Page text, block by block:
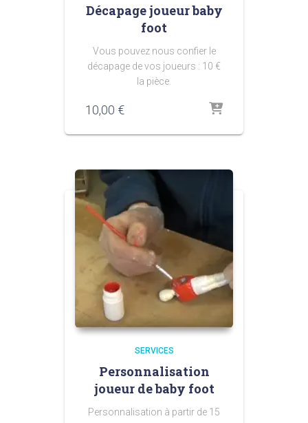
Décapage joueur baby
foot
Vous pouvez nous confier le
décapage de vos joueurs : 10 €
la pièce.
10,00 €
SERVICES
Personnalisation
joueur de baby foot
Personnalisation à partir de 15